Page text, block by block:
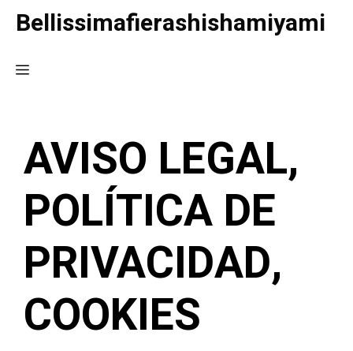
Saltar
contenido
Bellissimafierashishamiyami
Menú
AVISO LEGAL,
POLÍTICA DE
PRIVACIDAD,
COOKIES